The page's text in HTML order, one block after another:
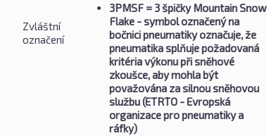
Zvláštní
označení
3PMSF= 3 špičky Mountain Snow
Flake - symbol označený na
bočnici pneumatiky označuje, že
pneumatika splňuje požadovaná
kritéria výkonu při sněhové
zkoušce, aby mohla být
považována za silnou sněhovou
službu (ETRTO - Evropská
organizace pro pneumatiky a
ráfky)